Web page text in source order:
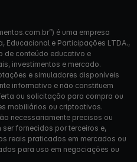
é uma empresa
Educacional e Participações LTDA.,
de conteúdo educativo e
investimentos e mercado.
e simuladores disponíveis
informativo e não constituem
ou solicitação para compra ou
mobiliários ou criptoativos.
necessariamente precisos ou
fornecidos por terceiros e,
reais praticados em mercados ou
para uso em negociações ou